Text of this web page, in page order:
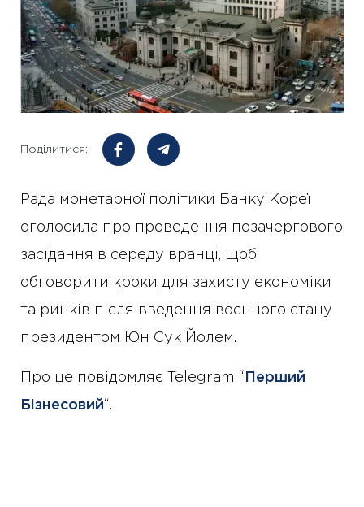
Поділитися:
Рада монетарної політики Банку Кореї
оголосила про проведення позачергового
засідання в середу вранці, щоб
обговорити кроки для захисту економіки
та ринків після введення воєнного стану
президентом Юн Сук Йолем.
Про це повідомляє Telegram “ Перший
Бізнесовий“.